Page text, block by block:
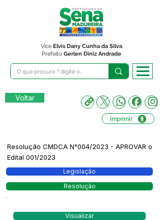
Prefeito Gerlen Diniz Andrade
Vice Elvis Dany Cunha da Silva
Voltar
Imprimir
Resolução CMDCA N°004/2023 - APROVAR o
Edital 001/2023
Legislação
Resolução
Visualizar